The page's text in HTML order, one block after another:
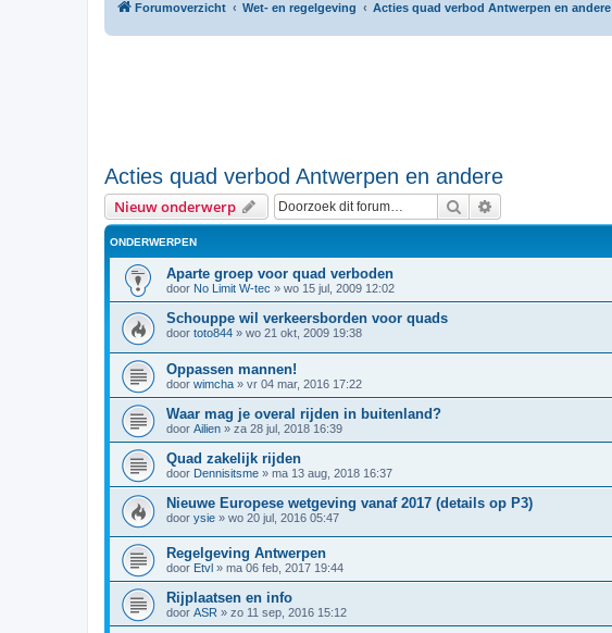
Forumoverzicht Wet- en regelgeving Acties quad verbod Antwerpen en andere
Acties quad verbod Antwerpen en andere
Nieuw onderwerp Zoek
ONDERWERPEN
Aparte groep voor quad verboden
door No Limit W-tec » wo 15 jul, 2009 12:02
Schouppe wil verkeersborden voor quads
door toto844 » wo 21 okt, 2009 19:38
Oppassen mannen!
door wimcha » vr 04 mar, 2016 17:22
Waar mag je overal rijden in buitenland?
door Ailien » za 28 jul, 2018 16:39
Quad zakelijk rijden
door Dennisitsme » ma 13 aug, 2018 16:37
Nieuwe Europese wetgeving vanaf 2017 (details op P3)
door ysie » wo 20 jul, 2016 05:47
Regelgeving Antwerpen
door Etvl » ma 06 feb, 2017 19:44
Rijplaatsen en info
door ASR » zo 11 sep, 2016 15:12